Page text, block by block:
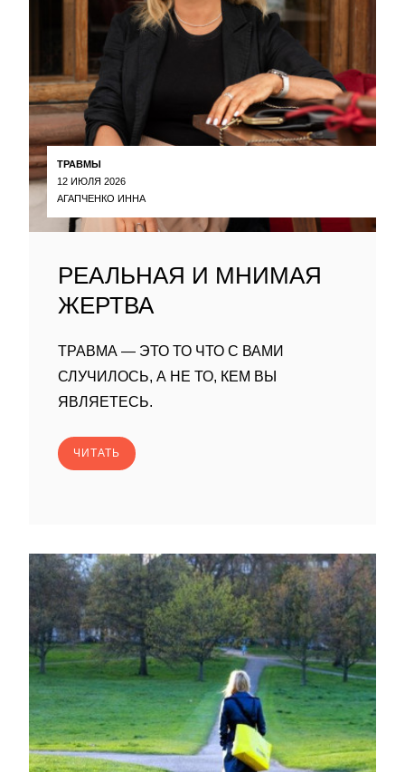
ТРАВМЫ
12 ИЮЛЯ 2026
АГАПЧЕНКО ИННА
РЕАЛЬНАЯ И МНИМАЯ
ЖЕРТВА
ТРАВМА — ЭТО ТО ЧТО С ВАМИ
СЛУЧИЛОСЬ, А НЕ ТО, КЕМ ВЫ
ЯВЛЯЕТЕСЬ.
ЧИТАТЬ